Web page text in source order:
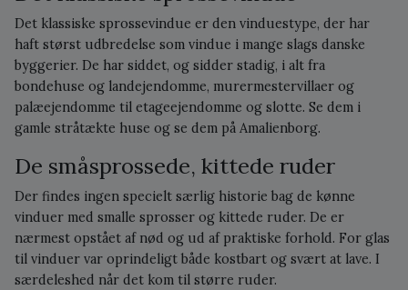
Det klassiske sprossevindue er den vinduestype, der har
haft størst udbredelse som vindue i mange slags danske
byggerier. De har siddet, og sidder stadig, i alt fra
bondehuse og landejendomme, murermestervillaer og
palæejendomme til etageejendomme og slotte. Se dem i
gamle stråtækte huse og se dem på Amalienborg.
De småsprossede, kittede ruder
Der findes ingen specielt særlig historie bag de kønne
vinduer med smalle sprosser og kittede ruder. De er
nærmest opstået af nød og ud af praktiske forhold. For glas
til vinduer var oprindeligt både kostbart og svært at lave. I
særdeleshed når det kom til større ruder.